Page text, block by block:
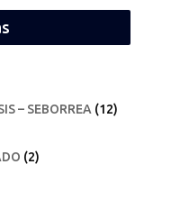
– SEBORREA (12)
(2)